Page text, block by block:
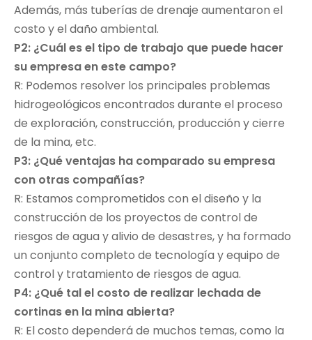
Además, más tuberías de drenaje aumentaron el
costo y el daño ambiental.
P2: ¿Cuál es el tipo de trabajo que puede hacer
su empresa en este campo?
R: Podemos resolver los principales problemas
hidrogeológicos encontrados durante el proceso
de exploración, construcción, producción y cierre
de la mina, etc.
P3: ¿Qué ventajas ha comparado su empresa
con otras compañías?
R: Estamos comprometidos con el diseño y la
construcción de los proyectos de control de
riesgos de agua y alivio de desastres, y ha formado
un conjunto completo de tecnología y equipo de
control y tratamiento de riesgos de agua.
P4: ¿Qué tal el costo de realizar lechada de
cortinas en la mina abierta?
R: El costo dependerá de muchos temas, como la